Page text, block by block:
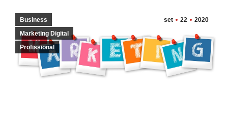
set 22 2020
Business
Marketing Digital
Profissional